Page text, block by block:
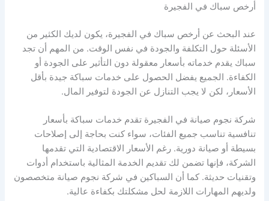
أرخص سباك في الفجيرة
عند البحث عن أرخص سباك في الفجيرة، يكون لديك الكثير من
الأسئلة حول التكلفة والجودة في نفس الوقت. من المهم أن تجد
سباك يقدم خدماته بأسعار معقولة دون التأثير على الجودة أو
الكفاءة. الجميع يفضل الحصول على خدمات سباكة جيدة بأقل
الأسعار، لكن لا يجب التنازل عن الجودة لتوفير المال.
شركة نجوم صيانة في الفجيرة تقدم خدمات سباكة بأسعار
تنافسية تناسب جميع الفئات، سواء كنت بحاجة إلى إصلاحات
بسيطة أو صيانة دورية. رغم الأسعار الاقتصادية التي تقدمها
الشركة، فإنها تضمن لك تقديم الخدمة المثالية باستخدام أدوات
وتقنيات حديثة. كما أن السباكين في شركة نجوم صيانة متخصصون
ولديهم المهارات اللازمة لحل مشكلتك بكفاءة عالية.